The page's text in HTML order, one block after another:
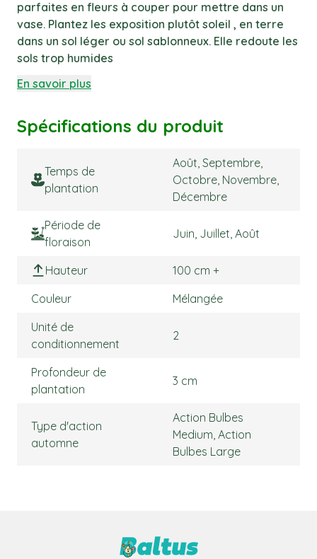
parfaites en fleurs à couper pour mettre dans un
vase. Plantez les exposition plutôt soleil , en terre
dans un sol léger ou sol sablonneux. Elle redoute les
sols trop humides
En savoir plus
Spécifications du produit
Temps de
plantation
Août, Septembre,
Octobre, Novembre,
Décembre
Période de
floraison
Juin, Juillet, Août
Hauteur
100 cm +
Couleur
Mélangée
Unité de
conditionnement
2
Profondeur de
plantation
3 cm
Type d'action
automne
Action Bulbes
Medium, Action
Bulbes Large